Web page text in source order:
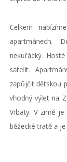
Celkem
nekuřácký.
satelit.
zapůjčit dětskou
vhodný výlet na
Vrbaty. V zimě
běžecké tratě a je